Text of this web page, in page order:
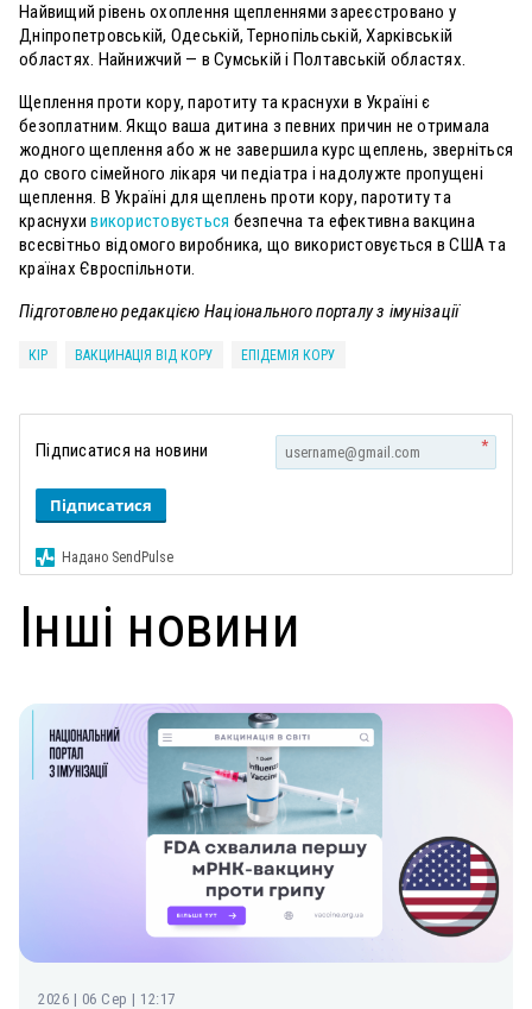
Найвищий рівень охоплення щепленнями зареєстровано у
Дніпропетровській, Одеській, Тернопільській, Харківській
областях. Найнижчий — в Сумській і Полтавській областях.
Щеплення проти кору, паротиту та краснухи в Україні є
безоплатним. Якщо ваша дитина з певних причин не отримала
жодного щеплення або ж не завершила курс щеплень, зверніться
до свого сімейного лікаря чи педіатра і надолужте пропущені
щеплення. В Україні для щеплень проти кору, паротиту та
краснухивикористовується безпечна та ефективна вакцина
всесвітньо відомого виробника, що використовується в США та
країнах Євроспільноти.
Підготовлено редакцією Національного порталу з імунізації
КІР ВАКЦИНАЦІЯ ВІД КОРУ ЕПІДЕМІЯ КОРУ
Підписатися на новини *
Підписатися
Надано SendPulse
Інші новини
2026 | 06 Сер | 12:17